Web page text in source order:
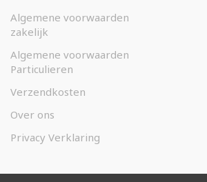
Algemene voorwaarden
zakelijk
Algemene voorwaarden
Particulieren
Verzendkosten
Over ons
Privacy Verklaring